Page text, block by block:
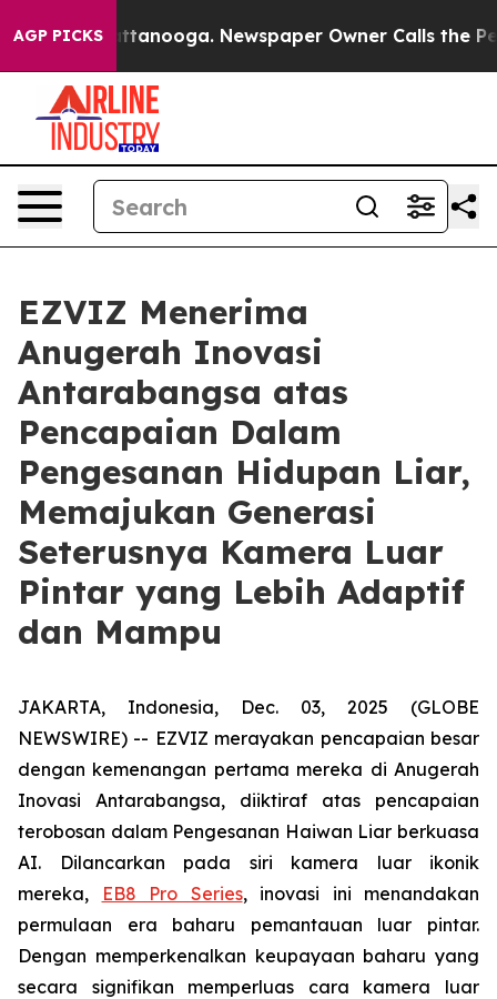
AGP PICKS
in Chattanooga. Newspaper Owner Calls the
EZVIZ Menerima
Anugerah Inovasi
Antarabangsa atas
Pencapaian Dalam
Pengesanan Hidupan Liar,
Memajukan Generasi
Seterusnya Kamera Luar
Pintar yang Lebih Adaptif
dan Mampu
JAKARTA, Indonesia, Dec. 03, 2025 (GLOBE
NEWSWIRE) -- EZVIZ merayakan pencapaian besar
dengan kemenangan pertama mereka di Anugerah
Inovasi Antarabangsa, diiktiraf atas pencapaian
terobosan dalam Pengesanan Haiwan Liar berkuasa
AI. Dilancarkan pada siri kamera luar ikonik
mereka,
EB8 Pro Series, inovasi ini menandakan
permulaan era baharu pemantauan luar pintar.
Dengan memperkenalkan keupayaan baharu yang
secara signifikan memperluas cara kamera luar